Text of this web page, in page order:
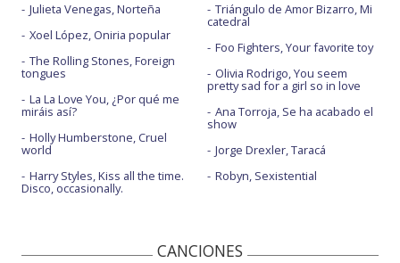
Julieta Venegas, Norteña
Xoel López, Oniria popular
The Rolling Stones, Foreign
tongues
La La Love You, ¿Por qué me
miráis así?
Holly Humberstone, Cruel
world
Harry Styles, Kiss all the time.
Disco, occasionally.
Triángulo de Amor Bizarro, Mi
catedral
Foo Fighters, Your favorite toy
Olivia Rodrigo, You seem
pretty sad for a girl so in love
Ana Torroja, Se ha acabado el
show
Jorge Drexler, Taracá
Robyn, Sexistential
CANCIONES